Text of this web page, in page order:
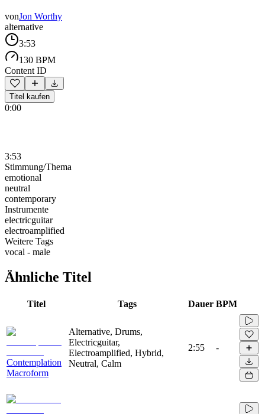
vonJon Worthy
alternative
3:53
130 BPM
Content ID
Titel kaufen
0:00
3:53
Stimmung/Thema
emotional
neutral
contemporary
Instrumente
electricguitar
electroamplified
Weitere Tags
vocal - male
Ähnliche Titel
Titel Tags Dauer BPM
Contemplation
Macroform
Alternative, Drums,
Electricguitar,
Electroamplified, Hybrid,
Neutral, Calm
2:55 -